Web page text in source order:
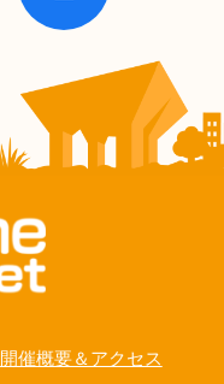
開催概要＆アクセス